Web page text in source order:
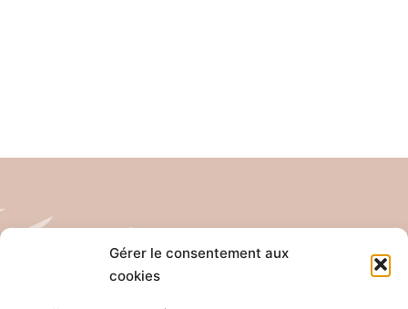
Gérer le consentement aux
cookies
Tél: 04 26 65 32 19